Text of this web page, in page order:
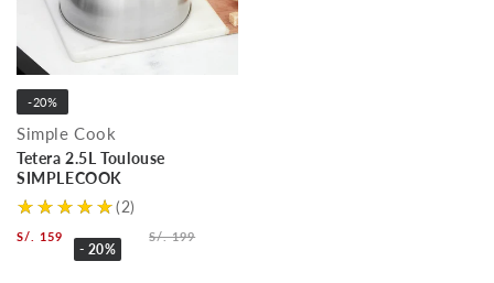
-20%
Simple Cook
Tetera 2.5L Toulouse
SIMPLECOOK
(2)
S/. 159
- 20%
S/. 199